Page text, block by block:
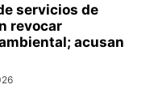
servicios de
revocar
acusan